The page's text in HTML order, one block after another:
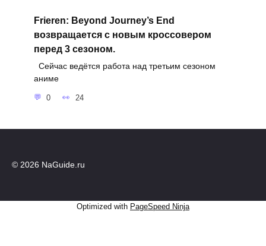
Frieren: Beyond Journey’s End
возвращается с новым кроссовером
перед 3 сезоном.
Сейчас ведётся работа над третьим сезоном
аниме
0 24
© 2026 NaGuide.ru
Optimized with PageSpeed Ninja